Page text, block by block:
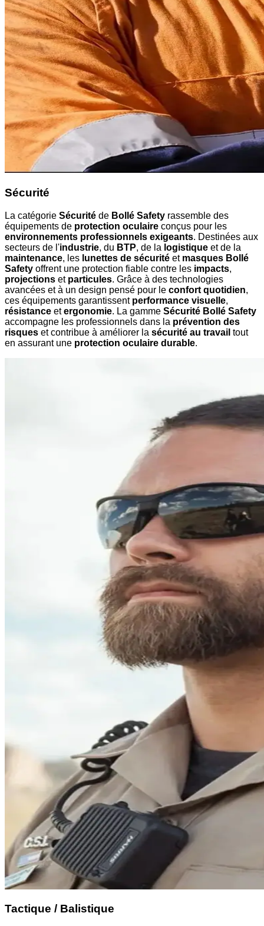
Sécurité
La catégorie Sécurité de Bollé Safety rassemble des
équipements de protection oculaire conçus pour les
environnements professionnels exigeants. Destinées aux
secteurs de l'industrie, du BTP, de la logistique et de la
maintenance, les lunettes de sécurité et masques Bollé
Safety offrent une protection fiable contre les impacts,
projections et particules. Grâce à des technologies
avancées et à un design pensé pour le confort quotidien,
ces équipements garantissent performance visuelle,
résistance etergonomie. La gamme Sécurité Bollé Safety
accompagne les professionnels dans la prévention des
risques et contribue à améliorer la sécurité au travail tout
en assurant une protection oculaire durable.
Tactique / Balistique